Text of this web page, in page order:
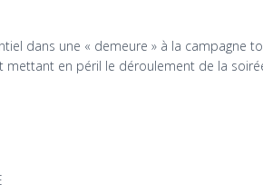
dans une « demeure » à la campagne
en péril le déroulement de la